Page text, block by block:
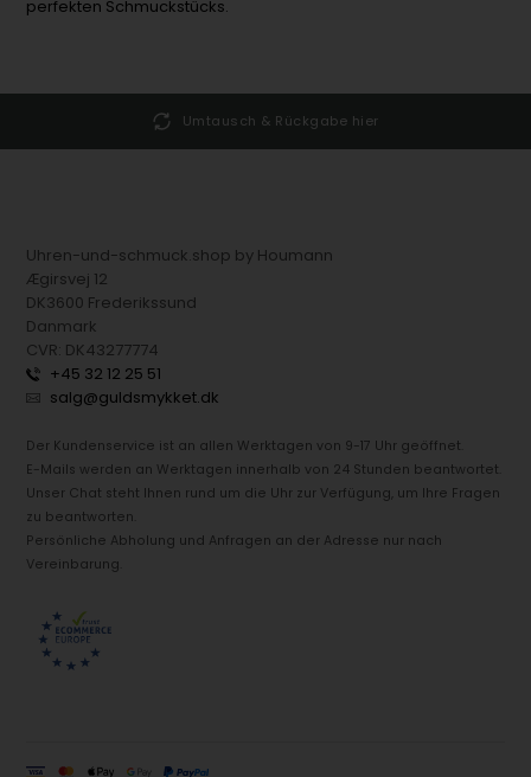
perfekten Schmuckstücks.
Umtausch & Rückgabe hier
Uhren-und-schmuck.shop by Houmann
Ægirsvej 12
DK3600 Frederikssund
Danmark
CVR: DK43277774
+45 32 12 25 51
salg@guldsmykket.dk
Der Kundenservice ist an allen Werktagen von 9-17 Uhr geöffnet.
E-Mails werden an Werktagen innerhalb von 24 Stunden beantwortet.
Unser Chat steht Ihnen rund um die Uhr zur Verfügung, um Ihre Fragen
zu beantworten.
Persönliche Abholung und Anfragen an der Adresse nur nach
Vereinbarung.